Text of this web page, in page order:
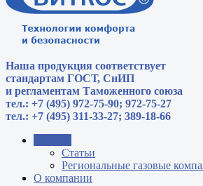
Наша продукция соответствует
стандартам ГОСТ, СнИП
и регламентам Таможенного союза
тел.: +7 (495) 972-75-90; 972-75-27
тел.: +7 (495) 311-33-27; 389-18-66
Статьи
Региональные газовые
О компании